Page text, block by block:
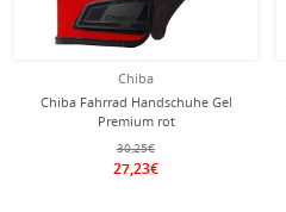
Chiba
Chiba Fahrrad Handschuhe Gel
Premium rot
30,25€
27,23€